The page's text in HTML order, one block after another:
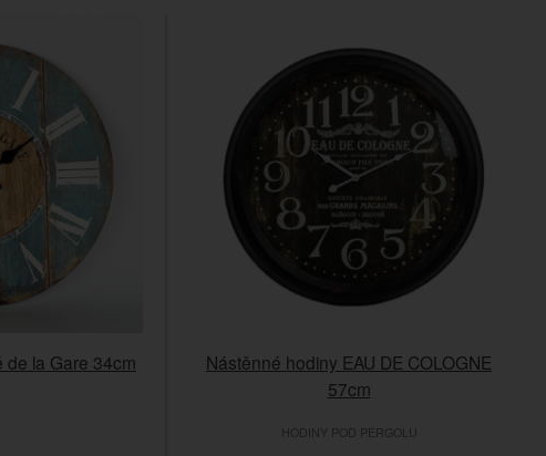
de la Gare 34cm
Nástěnné hodiny EAU DE COLOGNE
57cm
HODINY POD PERGOLU